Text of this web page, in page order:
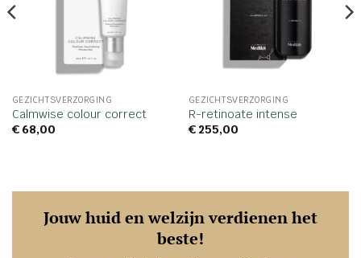
GEZICHTSVERZORGING
Calmwise colour correct
€68,00
GEZICHTSVERZORGING
R-retinoate intense
€255,00
Jouw huid en welzijn verdienen het
beste!